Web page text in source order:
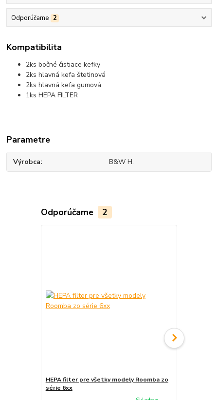
Odporúčame 2
Kompatibilita
2ks bočné čistiace kefky
2ks hlavná kefa štetinová
2ks hlavná kefa gumová
1ks HEPA FILTER
Parametre
Výrobca B&W H.
Odporúčame 2
HEPA filter pre všetky modely Roomba zo
série 6xx